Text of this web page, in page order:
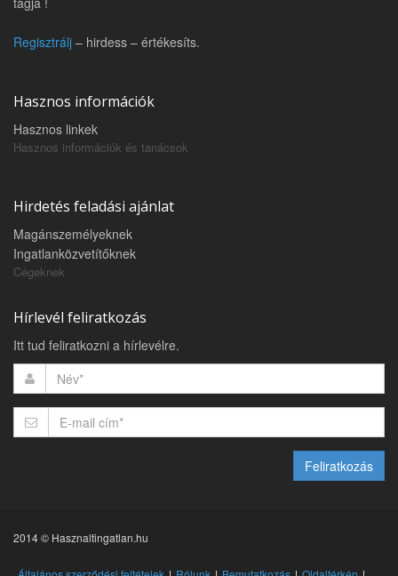
Regisztrálj – hirdess – értékesíts.
Hasznos információk
Hasznos linkek
Hasznos információk és tanácsok
Hirdetés feladási ajánlat
Magánszemélyeknek
Ingatlanközvetítőknek
Cégeknek
Hírlevél feliratkozás
Itt tud feliratkozni a hírlevélre.
Feliratkozás
2014 © Hasznaltingatlan.hu